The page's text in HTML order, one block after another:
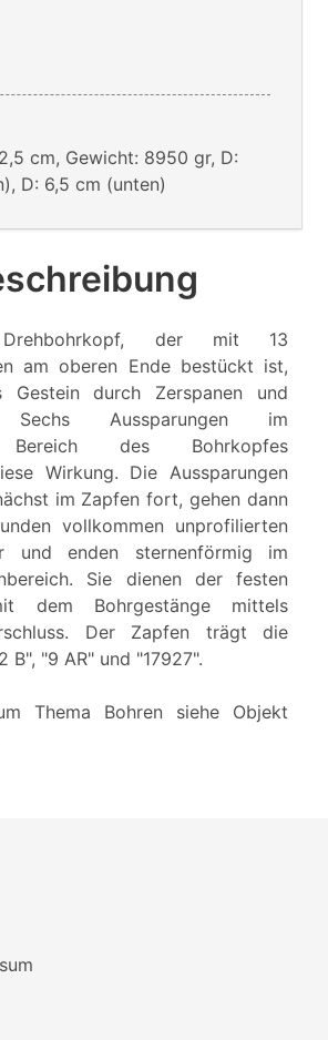
cm, Gewicht: 8950 gr, D:
D: 6,5 cm (unten)
Drehbohrkopf, der mit 13
am oberen Ende bestückt ist,
Gestein durch Zerspanen und
Sechs Aussparungen im
Bereich des Bohrkopfes
Wirkung. Die Aussparungen
im Zapfen fort, gehen dann
vollkommen unprofilierten
und enden sternenförmig im
Sie dienen der festen
dem Bohrgestänge mittels
Der Zapfen trägt die
B", "9 AR" und "17927".
Thema Bohren siehe Objekt